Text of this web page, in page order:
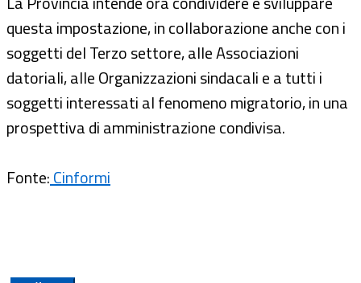
questa impostazione, in collaborazione anche con i
soggetti del Terzo settore, alle Associazioni
datoriali, alle Organizzazioni sindacali e a tutti i
soggetti interessati al fenomeno migratorio, in una
prospettiva di amministrazione condivisa.
Fonte:Cinformi